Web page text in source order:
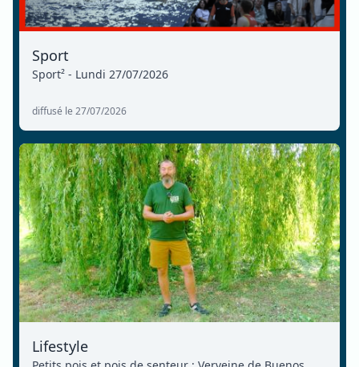
Sport
Sport² - Lundi 27/07/2026
diffusé le 27/07/2026
Lifestyle